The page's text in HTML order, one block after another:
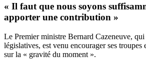
« Il faut que nous soyons
apporter une contribution »
Le Premier ministre Bernard Cazeneuve,
législatives, est venu encourager ses troupes
sur la « gravité du moment ».